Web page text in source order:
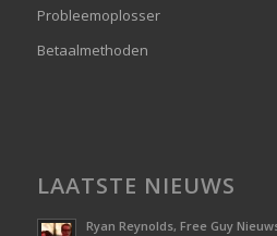
Probleemoplosser
Betaalmethoden
LAATSTE NIEUWS
Ryan Reynolds, Free Guy